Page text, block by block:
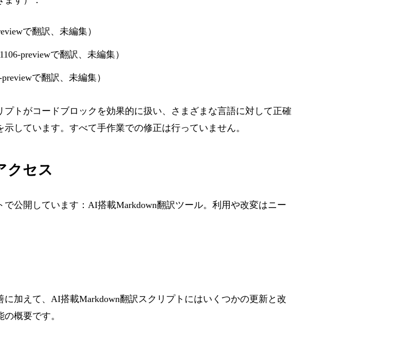
で翻訳、未編集）
previewで翻訳、未編集）
で翻訳、未編集）
トがコードブロックを効果的に扱い、さまざまな言語に対して正確
しています。すべて手作業での修正は行っていません。
クセス
公開しています： AI搭載Markdown翻訳ツール。利用や改変はニー
加えて、AI搭載Markdown翻訳スクリプトにはいくつかの更新と改
概要です。